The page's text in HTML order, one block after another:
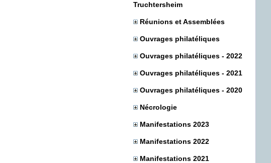
Truchtersheim
Réunions et Assemblées
Ouvrages philatéliques
Ouvrages philatéliques - 2022
Ouvrages philatéliques - 2021
Ouvrages philatéliques - 2020
Nécrologie
Manifestations 2023
Manifestations 2022
Manifestations 2021